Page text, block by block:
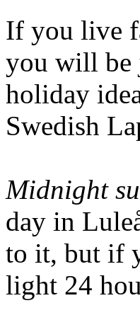
If you live
you will be
holiday
Swedish
Midnight
day in
to it, but if
light 24